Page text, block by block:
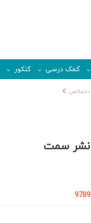
کمک درسی کنکور
نشر سمت